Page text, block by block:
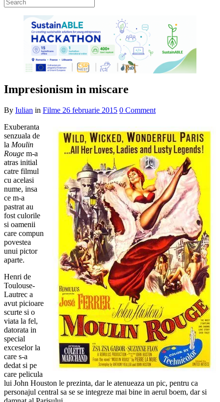
Impresionism in miscare
By Iulian in Filme 26 februarie 2015 0 Comment
Exuberanta
senzuala de
la Moulin
Rouge m-a
atras initial
catre filmul
cu acelasi
nume, insa
ce m-a
pastrat au
fost culorile
si oamenii
care compun
povestea
unui pictor
aparte.
Henri de
Toulouse-
Lautrec a
avut picioare
scurte si o
viata la fel,
datorata in
special
exceselor la
care s-a
dedat si pe
care pelicula
lui John Houston le prezinta, dar le atenueaza un pic, pentru ca
personajul central sa se se integreze mai bine in aerul boem, dar si